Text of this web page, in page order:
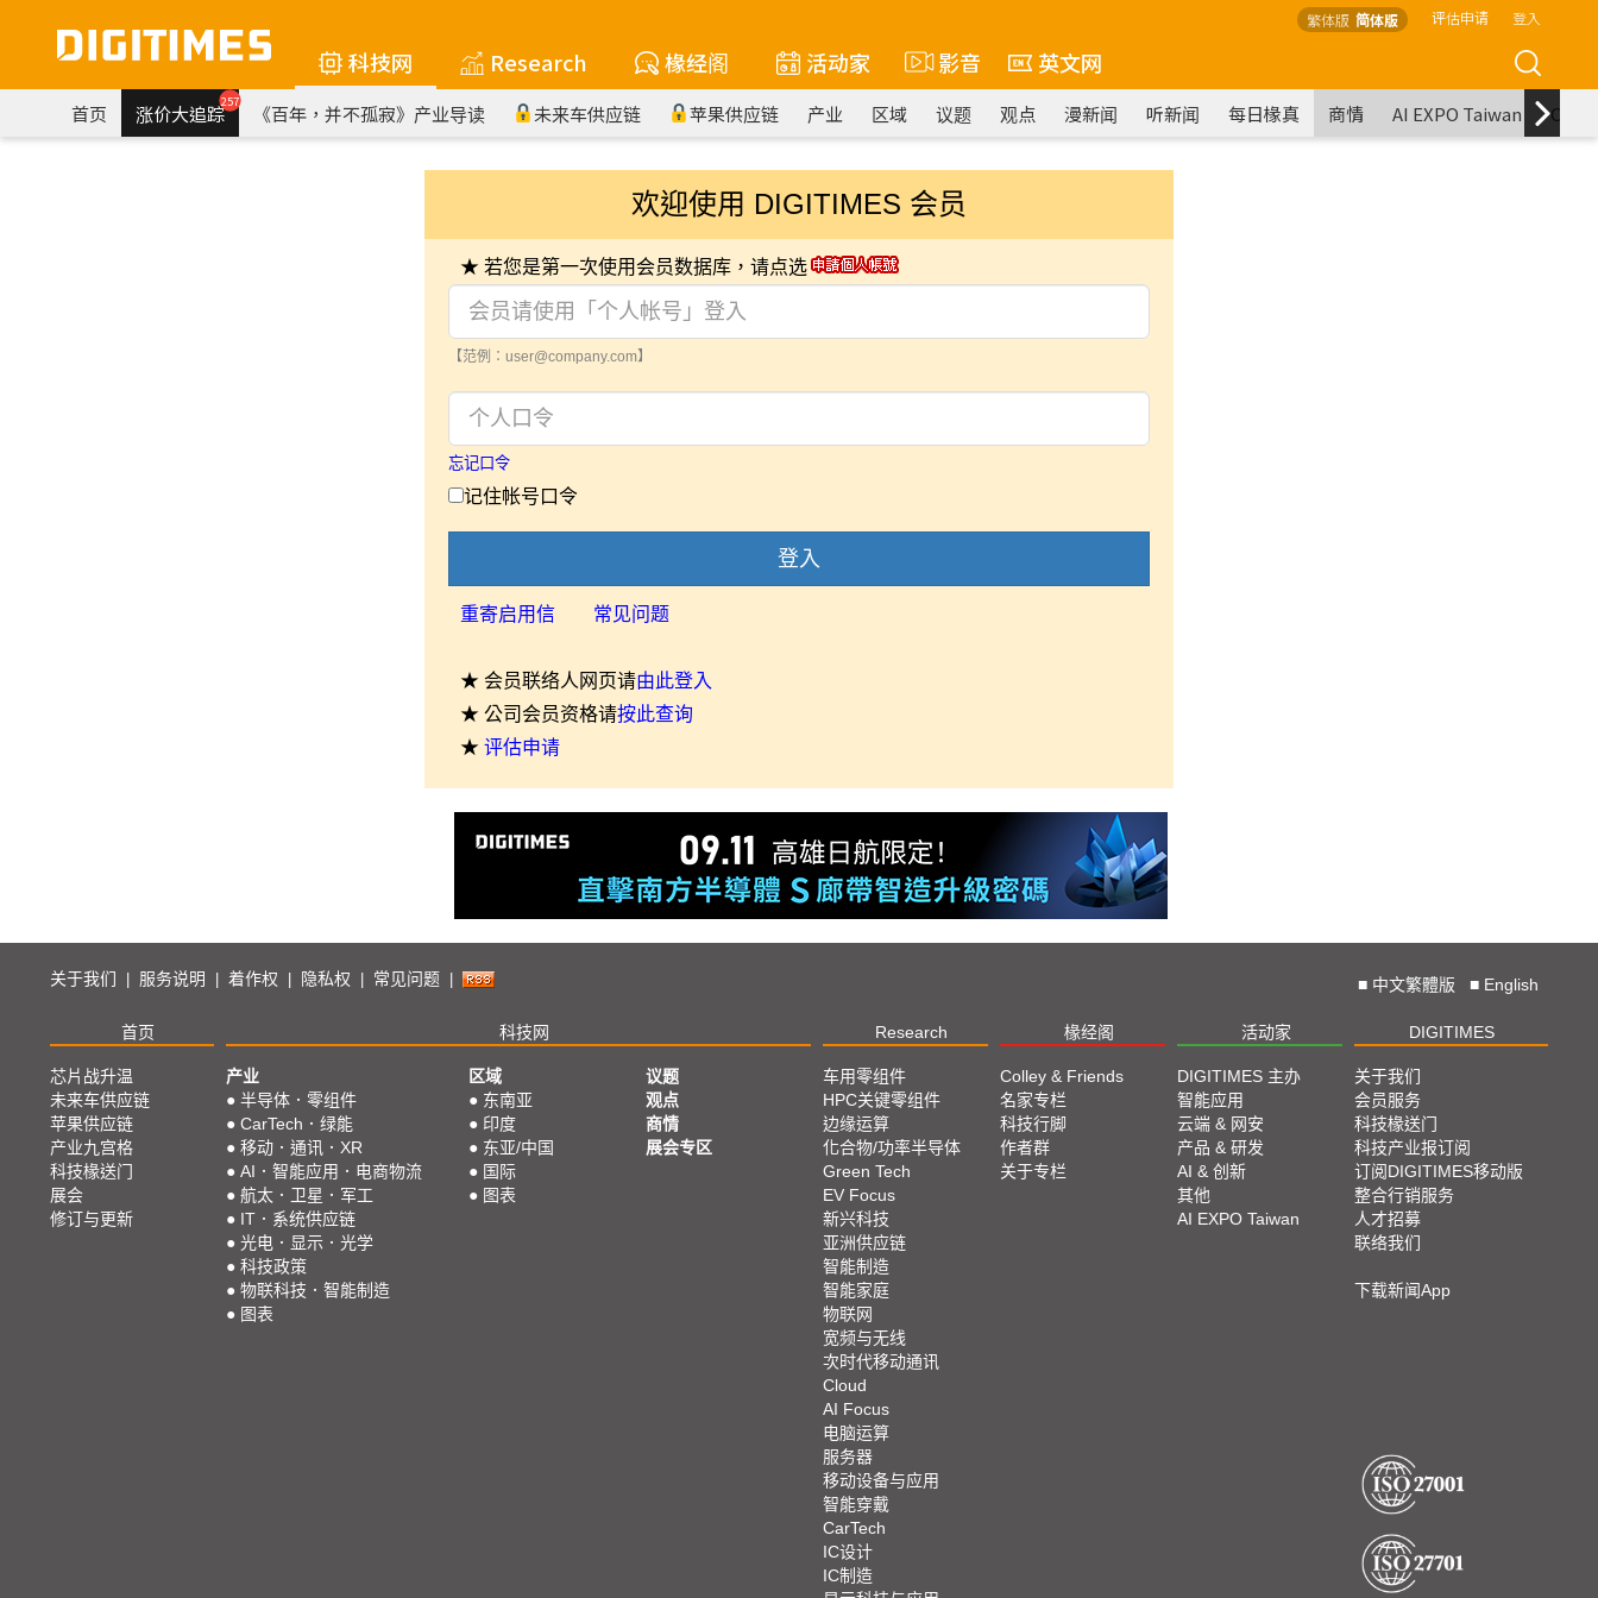
繁体版 简体版 评估申请 登入
科技网 Research 椽经阁 活动家 影音 英文网
首页 涨价大追踪257 《百年，并不孤寂》产业导读 未来车供应链 苹果供应链 产业 区域 议题 观点 漫新闻 听新闻 每日椽真 商情 AI EXPO Taiwan
欢迎使用 DIGITIMES 会员
★ 若您是第一次使用会员数据库，请点选
【范例：user@company.com】
忘记口令
记住帐号口令
登入
重寄启用信 常见问题
★ 会员联络人网页请由此登入
★ 公司会员资格请按此查询
★ 评估申请
关于我们 服务说明 着作权 隐私权 常见问题 ■ 中文繁體版 ■ English
首页 科技网 Research 椽经阁 活动家 DIGITIMES
芯片战升温
未来车供应链
苹果供应链
产业九宫格
科技椽送门
展会
修订与更新
产业
● 半导体．零组件
● CarTech．绿能
● 移动．通讯．XR
● AI．智能应用．电商物流
● 航太．卫星．军工
● IT．系统供应链
● 光电．显示．光学
● 科技政策
● 物联科技．智能制造
● 图表
区域
● 东南亚
● 印度
● 东亚/中国
● 国际
● 图表
议题
观点
商情
展会专区
车用零组件
HPC关键零组件
边缘运算
化合物/功率半导体
Green Tech
EV Focus
新兴科技
亚洲供应链
智能制造
智能家庭
物联网
宽频与无线
次时代移动通讯
Cloud
AI Focus
电脑运算
服务器
移动设备与应用
智能穿戴
CarTech
IC设计
IC制造
Colley & Friends
名家专栏
科技行脚
作者群
关于专栏
DIGITIMES 主办
智能应用
云端 & 网安
产品 & 研发
AI & 创新
其他
AI EXPO Taiwan
关于我们
会员服务
科技椽送门
科技产业报订阅
订阅DIGITIMES移动版
整合行销服务
人才招募
联络我们
下载新闻App